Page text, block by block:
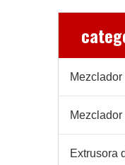
Mezclador
Mezclador
Extrusora